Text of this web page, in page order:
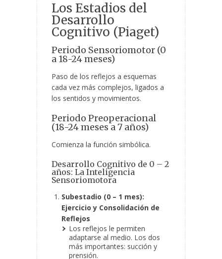
Los Estadios del
Desarrollo
Cognitivo (Piaget)
Periodo Sensoriomotor (0
a 18-24 meses)
Paso de los reflejos a esquemas
cada vez más complejos, ligados a
los sentidos y movimientos.
Periodo Preoperacional
(18-24 meses a 7 años)
Comienza la función simbólica.
Desarrollo Cognitivo de 0 – 2
años: La Inteligencia
Sensoriomotora
Subestadio (0 – 1 mes):
Ejercicio y Consolidación de
Reflejos
Los reflejos le permiten
adaptarse al medio. Los dos
más importantes: succión y
prensión.